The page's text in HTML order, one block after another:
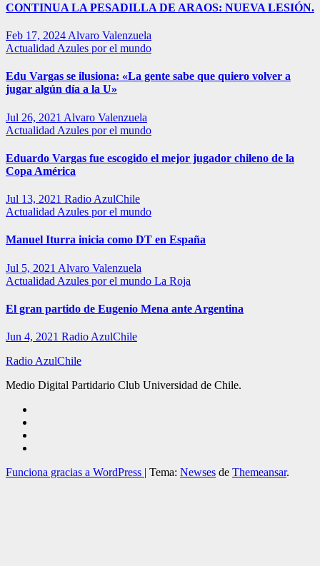
CONTINUA LA PESADILLA DE ARAOS: NUEVA LESIÓN.
Feb 17, 2024 Alvaro Valenzuela
Actualidad Azules por el mundo
Edu Vargas se ilusiona: «La gente sabe que quiero volver a
jugar algún día a la U»
Jul 26, 2021 Alvaro Valenzuela
Actualidad Azules por el mundo
Eduardo Vargas fue escogido el mejor jugador chileno de la
Copa América
Jul 13, 2021 Radio AzulChile
Actualidad Azules por el mundo
Manuel Iturra inicia como DT en España
Jul 5, 2021 Alvaro Valenzuela
Actualidad Azules por el mundo La Roja
El gran partido de Eugenio Mena ante Argentina
Jun 4, 2021 Radio AzulChile
Radio AzulChile
Medio Digital Partidario Club Universidad de Chile.
Funciona gracias a WordPress | Tema: Newses de Themeansar.